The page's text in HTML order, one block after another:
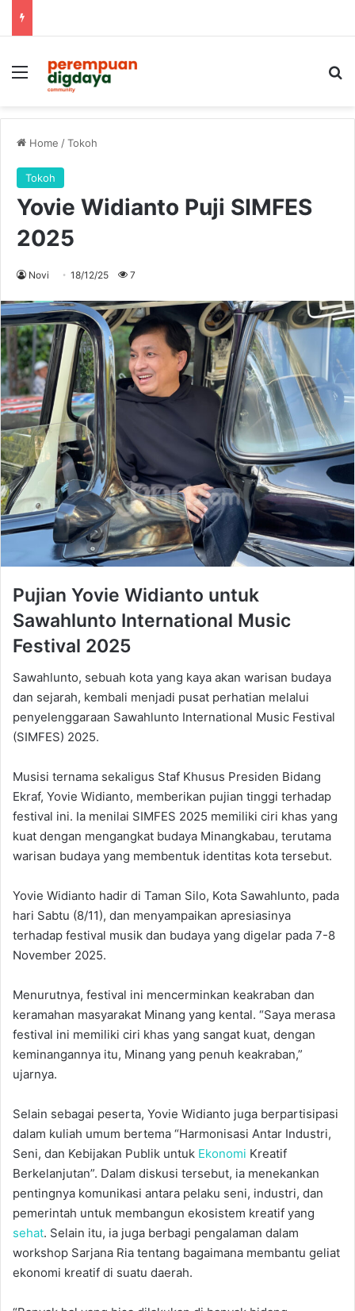
Menu
Home /Tokoh
Tokoh
Yovie Widianto Puji SIMFES
2025
Novi 18/12/25 7
Pujian Yovie Widianto untuk
Sawahlunto International Music
Festival 2025
Sawahlunto, sebuah kota yang kaya akan warisan budaya
dan sejarah, kembali menjadi pusat perhatian melalui
penyelenggaraan Sawahlunto International Music Festival
(SIMFES) 2025.
Musisi ternama sekaligus Staf Khusus Presiden Bidang
Ekraf, Yovie Widianto, memberikan pujian tinggi terhadap
festival ini. Ia menilai SIMFES 2025 memiliki ciri khas yang
kuat dengan mengangkat budaya Minangkabau, terutama
warisan budaya yang membentuk identitas kota tersebut.
Yovie Widianto hadir di Taman Silo, Kota Sawahlunto, pada
hari Sabtu (8/11), dan menyampaikan apresiasinya
terhadap festival musik dan budaya yang digelar pada 7-8
November 2025.
Menurutnya, festival ini mencerminkan keakraban dan
keramahan masyarakat Minang yang kental. “Saya merasa
festival ini memiliki ciri khas yang sangat kuat, dengan
keminangannya itu, Minang yang penuh keakraban,”
ujarnya.
Selain sebagai peserta, Yovie Widianto juga berpartisipasi
dalam kuliah umum bertema “Harmonisasi Antar Industri,
Seni, dan Kebijakan Publik untuk Ekonomi Kreatif
Berkelanjutan”. Dalam diskusi tersebut, ia menekankan
pentingnya komunikasi antara pelaku seni, industri, dan
pemerintah untuk membangun ekosistem kreatif yang
sehat. Selain itu, ia juga berbagi pengalaman dalam
workshop Sarjana Ria tentang bagaimana membantu geliat
ekonomi kreatif di suatu daerah.